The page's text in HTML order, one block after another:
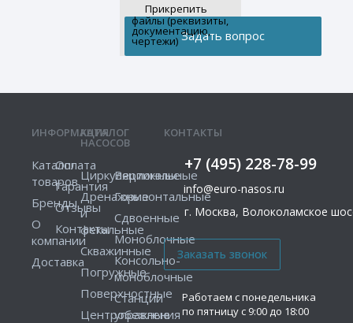
Прикрепить
файлы (реквизиты,
документацию,
чертежи)
КОНТАКТЫ
+7 (495) 228-78-99
info@euro-nasos.ru
г. Москва, Волоколамское
Работаем с понедельника
по пятницу с 9:00 до 18:00
ИНФОРМАЦИЯ
Каталог
товаров
Бренды
О
компании
Доставка
Оплата
Гарантия
Отзывы
Контакты
КАТАЛОГ
НАСОСОВ
Циркуляционные
Дренажные
и
фекальные
Скважинные
Погружные
Поверхностные
Центробежные
Вертикальные
Горизонтальные
Сдвоенные
Моноблочные
Консольно-
моноблочные
Станции
управления